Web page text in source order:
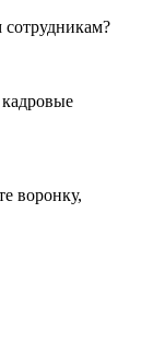
воронку,